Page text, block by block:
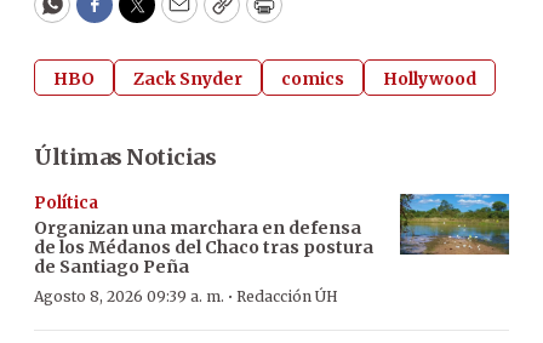
WhatsApp
Facebook
Twitter
EmailCopyPrint
HBO Zack Snyder comics Hollywood
Últimas Noticias
Política
Organizan una marchara en defensa
de los Médanos del Chaco tras postura
de Santiago Peña
Agosto 8, 2026 09:39 a. m. · Redacción ÚH